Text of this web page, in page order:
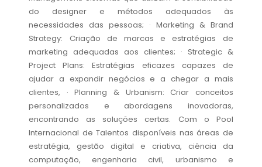
do designer e métodos adequados às
necessidades das pessoas; · Marketing & Brand
Strategy: Criação de marcas e estratégias de
marketing adequadas aos clientes; · Strategic &
Project Plans: Estratégias eficazes capazes de
ajudar a expandir negócios e a chegar a mais
clientes, · Planning & Urbanism: Criar conceitos
personalizados e abordagens inovadoras,
encontrando as soluções certas. Com o Pool
Internacional de Talentos disponíveis nas áreas de
estratégia, gestão digital e criativa, ciência da
computação, engenharia civil, urbanismo e